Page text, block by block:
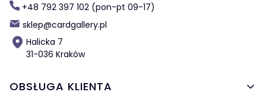
+48 792 397 102 (pon-pt 09-17)
sklep@cardgallery.pl
Halicka 7
31-036 Kraków
Linki w stopce
OBSŁUGA KLIENTA